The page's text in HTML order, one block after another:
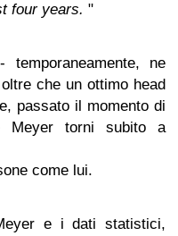
four years. "
ne
che un ottimo head
passato il momento di
Meyer torni subito a
come lui.
e i dati statistici,